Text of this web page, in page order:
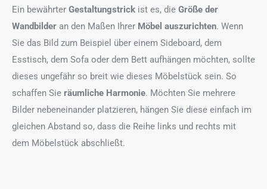
Ein bewährter Gestaltungstrick ist es, die Größe der
Wandbilder an den Maßen Ihrer Möbel auszurichten. Wenn
Sie das Bild zum Beispiel über einem Sideboard, dem
Esstisch, dem Sofa oder dem Bett aufhängen möchten, sollte
dieses ungefähr so breit wie dieses Möbelstück sein. So
schaffen Sie räumliche Harmonie. Möchten Sie mehrere
Bilder nebeneinander platzieren, hängen Sie diese einfach im
gleichen Abstand so, dass die Reihe links und rechts mit
dem Möbelstück abschließt.